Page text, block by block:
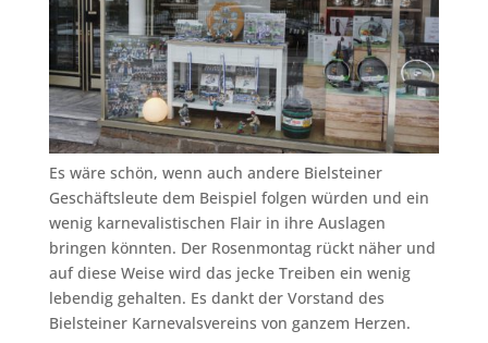
Es wäre schön, wenn auch andere Bielsteiner
Geschäftsleute dem Beispiel folgen würden und ein
wenig karnevalistischen Flair in ihre Auslagen
bringen könnten. Der Rosenmontag rückt näher und
auf diese Weise wird das jecke Treiben ein wenig
lebendig gehalten. Es dankt der Vorstand des
Bielsteiner Karnevalsvereins von ganzem Herzen.